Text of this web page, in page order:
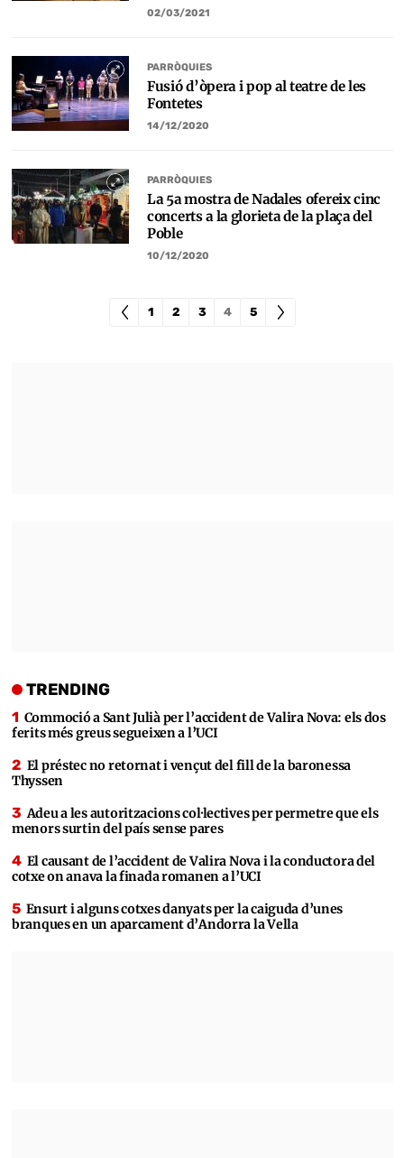
02/03/2021
PARRÒQUIES
Fusió d’òpera i pop al teatre de les
Fontetes
14/12/2020
PARRÒQUIES
La 5a mostra de Nadales ofereix cinc
concerts a la glorieta de la plaça del
Poble
10/12/2020
1 2 3 4 5
TRENDING
Commoció a Sant Julià per l’accident de Valira Nova: els dos
ferits més greus segueixen a l’UCI
El préstec no retornat i vençut del fill de la baronessa
Thyssen
Adeu a les autoritzacions col·lectives per permetre que els
menors surtin del país sense pares
El causant de l’accident de Valira Nova i la conductora del
cotxe on anava la finada romanen a l’UCI
Ensurt i alguns cotxes danyats per la caiguda d’unes
branques en un aparcament d’Andorra la Vella